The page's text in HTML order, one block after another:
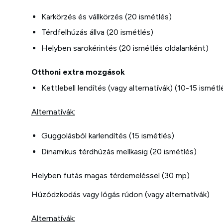
Karkörzés és vállkörzés (20 ismétlés)
Térdfelhúzás állva (20 ismétlés)
Helyben sarokérintés (20 ismétlés oldalanként)
Otthoni extra mozgások
Kettlebell lendítés (vagy alternatívák) (10-15
Alternatívák:
Guggolásból karlendítés (15 ismétlés)
Dinamikus térdhúzás mellkasig (20 ismétlés)
Helyben futás magas térdemeléssel (30 mp)
Húzódzkodás vagy lógás rúdon (vagy alternatívák)
Alternatívák: